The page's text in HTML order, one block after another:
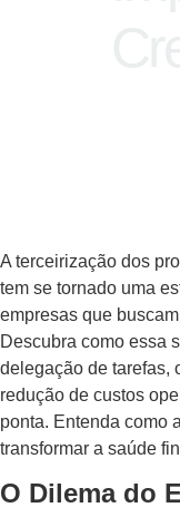
A terceirização dos
tem se tornado uma
empresas que
Descubra como essa
delegação de tarefas,
redução de custos
ponta. Entenda como
transformar a saúde
O Dilema do